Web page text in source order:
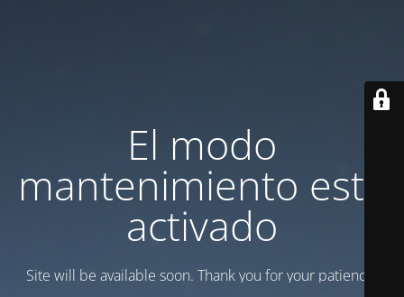
El modo
mantenimiento está
activado
Site will be available soon. Thank you for your patience!